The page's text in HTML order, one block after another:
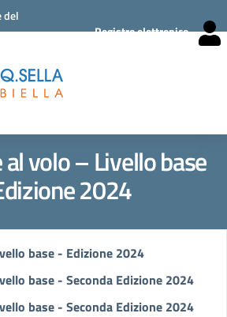
del
Registro elettronico
volo – Livello base
2024
base - Edizione 2024
base - Seconda Edizione 2024
base - Seconda Edizione 2024